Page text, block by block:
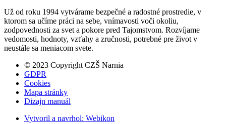
Už od roku 1994 vytvárame bezpečné a radostné prostredie, v
ktorom sa učíme práci na sebe, vnímavosti voči okoliu,
zodpovednosti za svet a pokore pred Tajomstvom. Rozvíjame
vedomosti, hodnoty, vzťahy a zručnosti, potrebné pre život v
neustále sa meniacom svete.
© 2023 Copyright CZŠ Narnia
GDPR
Cookies
Mapa stránky
Dizajn manuál
Vytvoril a navrhol: Webikon